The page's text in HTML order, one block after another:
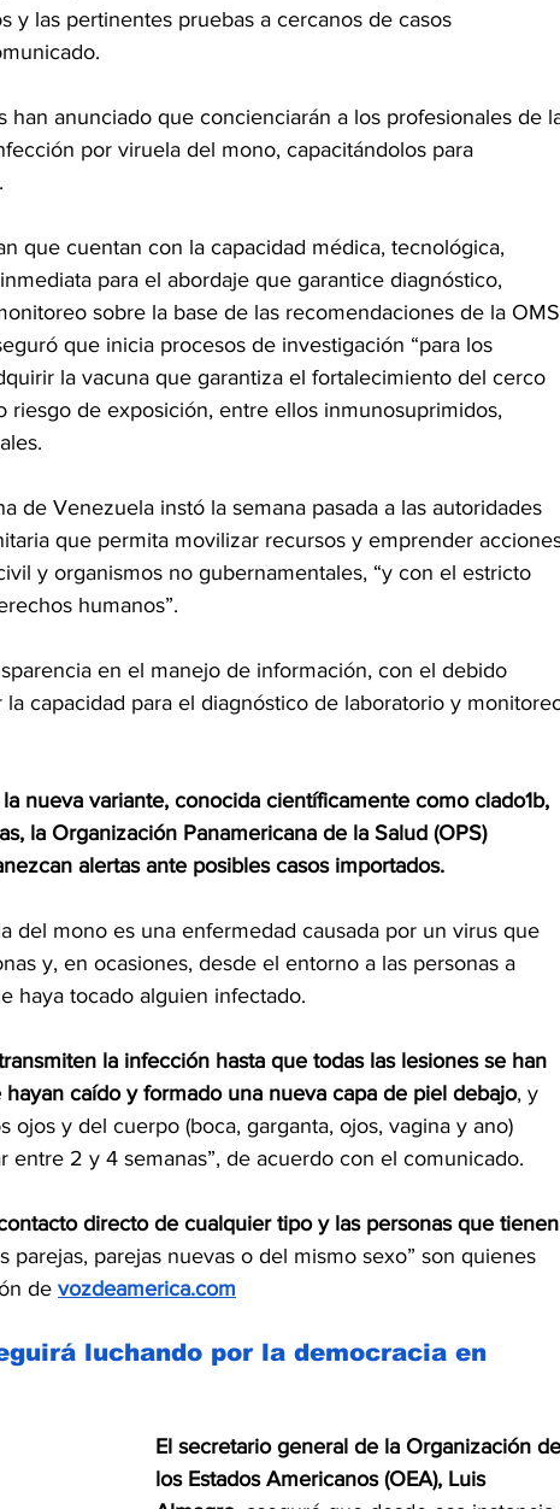
y las pertinentes pruebas a cercanos de casos
han anunciado que concienciarán a los profesionales de
por viruela del mono, capacitándolos para
que cuentan con la capacidad médica, tecnológica,
para el abordaje que garantice diagnóstico,
sobre la base de las recomendaciones de la
que inicia procesos de investigación “para los
la vacuna que garantiza el fortalecimiento del cerco
riesgo de exposición, entre ellos inmunosuprimidos,
de Venezuela instó la semana pasada a las autoridades
que permita movilizar recursos y emprender
y organismos no gubernamentales, “y con el estricto
humanos”.
en el manejo de información, con el debido
la capacidad para el diagnóstico de laboratorio y
nueva variante, conocida científicamente como clado1b,
la Organización Panamericana de la Salud (OPS)
alertas ante posibles casos importados.
del mono es una enfermedad causada por un virus que
y, en ocasiones, desde el entorno a las personas a
haya tocado alguien infectado.
la infección hasta que todas las lesiones se han
caído y formado una nueva capa de piel debajo, y
ojos y del cuerpo (boca, garganta, ojos, vagina y ano)
entre 2 y 4 semanas”, de acuerdo con el comunicado.
directo de cualquier tipo y las personas que
parejas, parejas nuevas o del mismo sexo” son quienes
de vozdeamerica.com
luchando por la democracia en
El secretario general de la Organización
los Estados Americanos (OEA), Luis